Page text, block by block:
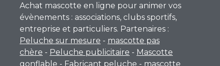
Achat mascotte en ligne pour animer vos
évènements : associations, clubs sportifs,
entreprise et particuliers. Partenaires :
Peluche sur mesure - mascotte pas
chère - Peluche publicitaire - Mascotte
gonflable - Fabricant peluche - mascotte